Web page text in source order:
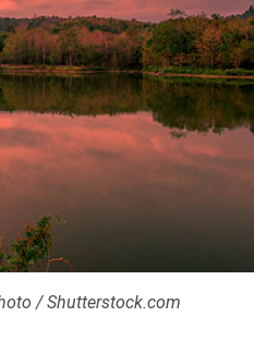
/ Shutterstock.com